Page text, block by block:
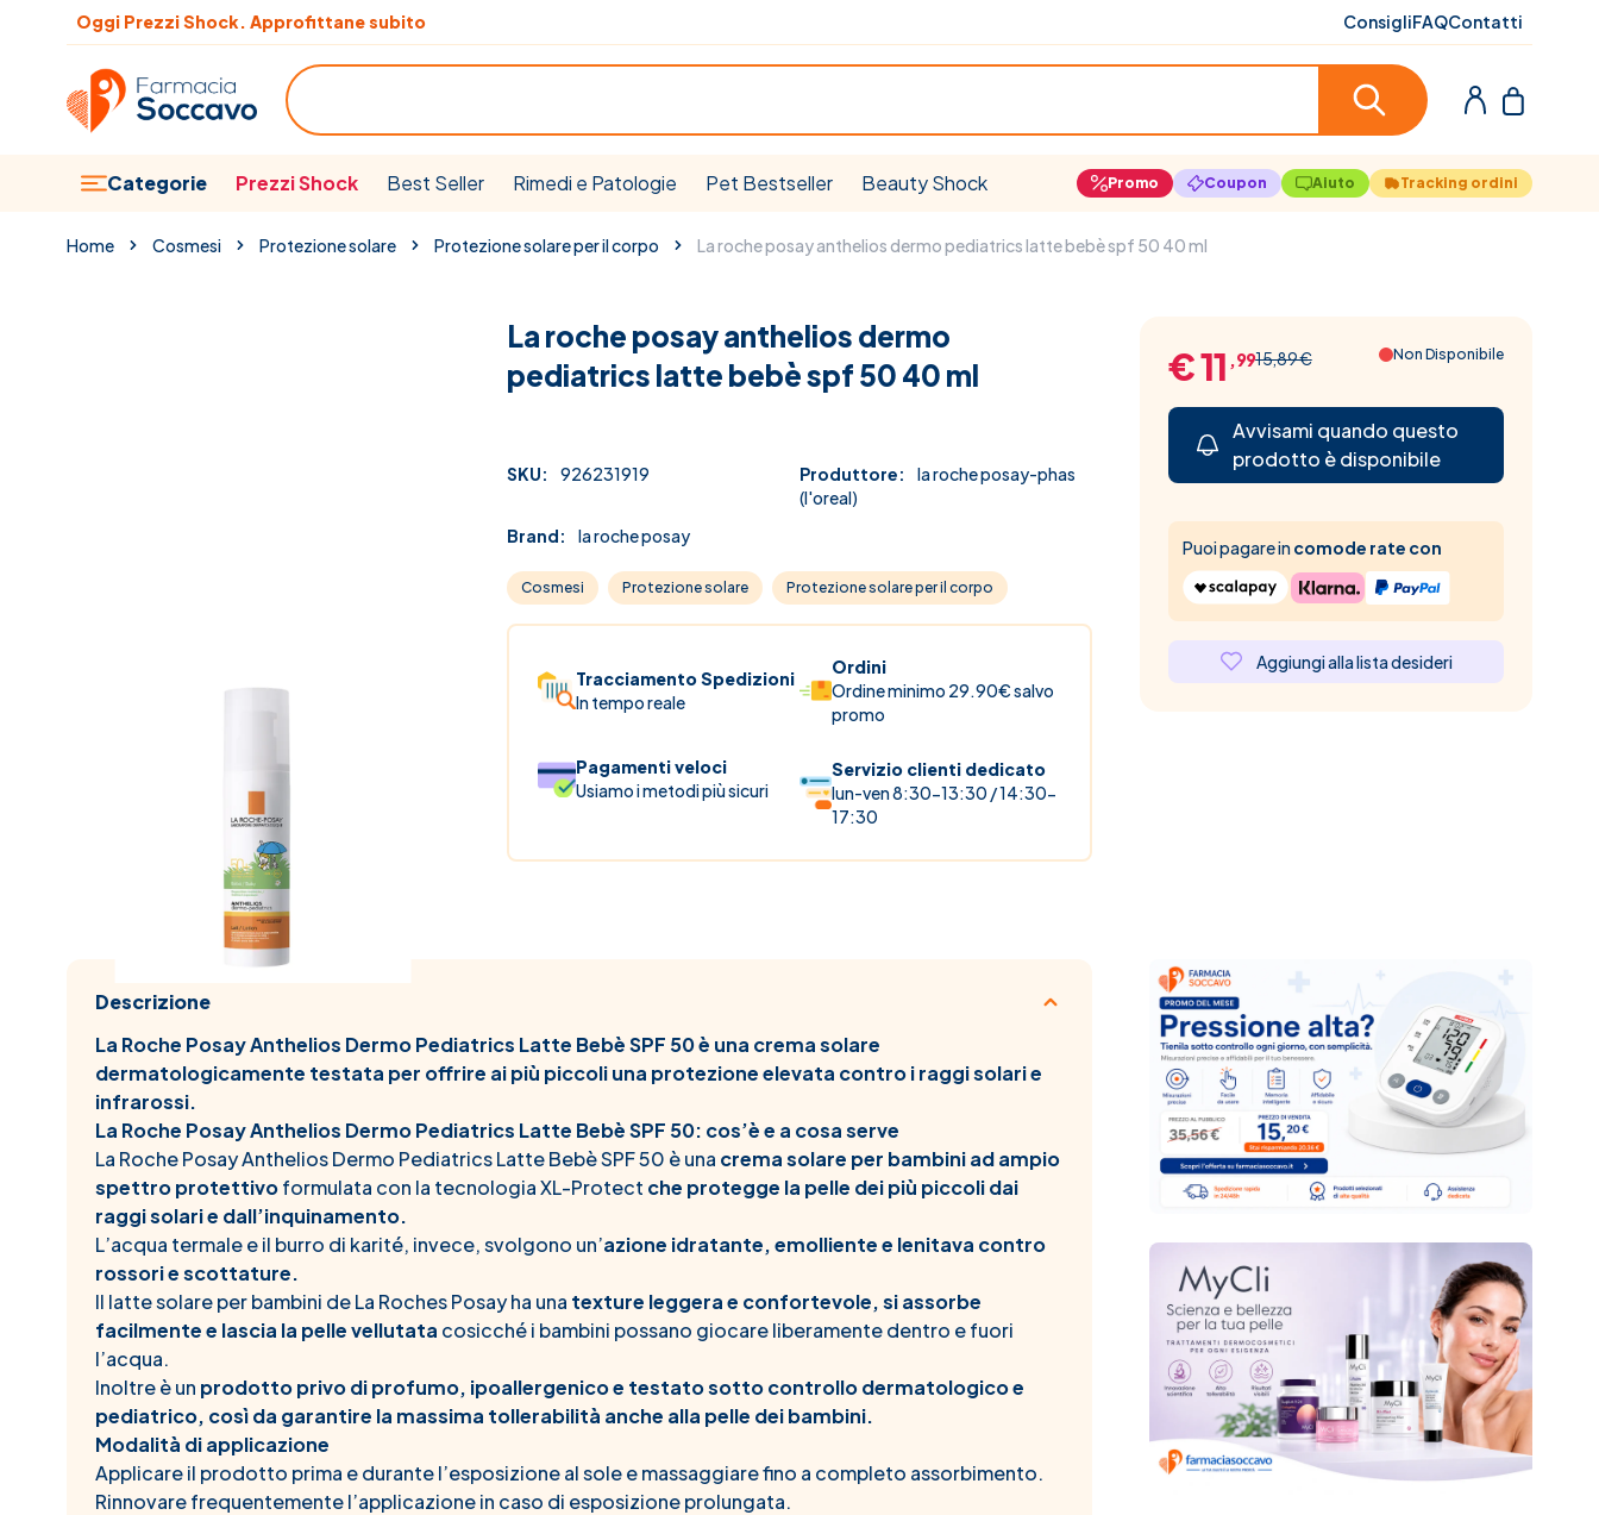
Salta al contenuto
Oggi Prezzi Shock. Approfittane subito ConsigliFAQContatti
Categorie Prezzi Shock Best Seller Rimedi e Patologie Pet Bestseller Beauty Shock Promo Coupon Aiuto Tracking ordini
Cerca
Home Cosmesi Protezione solare Protezione solare per il corpo La roche posay anthelios dermo pediatrics latte bebè spf 50 40 ml
La roche posay anthelios dermo
pediatrics latte bebè spf 50 40 ml
SKU: 926231919 Produttore:
la roche posay-phas
(l'oreal)
Brand:
la roche posay
Cosmesi Protezione solare Protezione solare per il corpo
Tracciamento Spedizioni
In tempo reale
Ordini
Ordine minimo 29.90€ salvo
promo
Pagamenti veloci
Usiamo i metodi più sicuri
Servizio clienti dedicato
lun-ven 8:30-13:30 / 14:30-
17:30
15,89 €
€ 11 ,99 Non Disponibile
Avvisami quando questo
prodotto è disponibile
Puoi pagare incomode rate con
Aggiungi alla lista desideri
Descrizione
La Roche Posay Anthelios Dermo Pediatrics Latte Bebè SPF 50 è una crema solare
dermatologicamente testata per offrire ai più piccoli una protezione elevata contro i raggi solari e
infrarossi.
La Roche Posay Anthelios Dermo Pediatrics Latte Bebè SPF 50: cos’è e a cosa serve
La Roche Posay Anthelios Dermo Pediatrics Latte Bebè SPF 50 è una crema solare per bambini ad ampio
spettro protettivoformulata con la tecnologia XL-Protect che protegge la pelle dei più piccoli dai
raggi solari e dall’inquinamento.
L’acqua termale e il burro di karité, invece, svolgono un’azione idratante, emolliente e lenitava contro
rossori e scottature.
Il latte solare per bambini de La Roches Posay ha una texture leggera e confortevole, si assorbe
facilmente e lascia la pelle vellutata cosicché i bambini possano giocare liberamente dentro e fuori
l’acqua.
Inoltre è un prodotto privo di profumo, ipoallergenico e testato sotto controllo dermatologico e
pediatrico, così da garantire la massima tollerabilità anche alla pelle dei bambini.
Modalità di applicazione
Applicare il prodotto prima e durante l’esposizione al sole e massaggiare fino a completo assorbimento.
Rinnovare frequentemente l’applicazione in caso di esposizione prolungata.